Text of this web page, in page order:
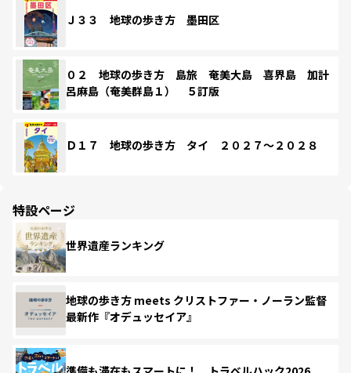
Ｊ３３ 地球の歩き方 墨田区
０２ 地球の歩き方 島旅 奄美大島 喜界島 加計
呂麻島（奄美群島１） ５訂版
Ｄ１７ 地球の歩き方 タイ ２０２７～２０２８
特設ページ
世界遺産ランキング
地球の歩き方 meets クリストファー・ノーラン監督
最新作『オデュッセイア』